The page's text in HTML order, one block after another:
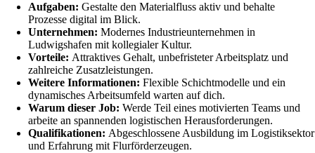
Aufgaben: Gestalte den Materialfluss aktiv und behalte
Prozesse digital im Blick.
Unternehmen: Modernes Industrieunternehmen in
Ludwigshafen mit kollegialer Kultur.
Vorteile: Attraktives Gehalt, unbefristeter Arbeitsplatz und
zahlreiche Zusatzleistungen.
Weitere Informationen: Flexible Schichtmodelle und ein
dynamisches Arbeitsumfeld warten auf dich.
Warum dieser Job: Werde Teil eines motivierten Teams und
arbeite an spannenden logistischen Herausforderungen.
Qualifikationen: Abgeschlossene Ausbildung im Logistiksektor
und Erfahrung mit Flurförderzeugen.